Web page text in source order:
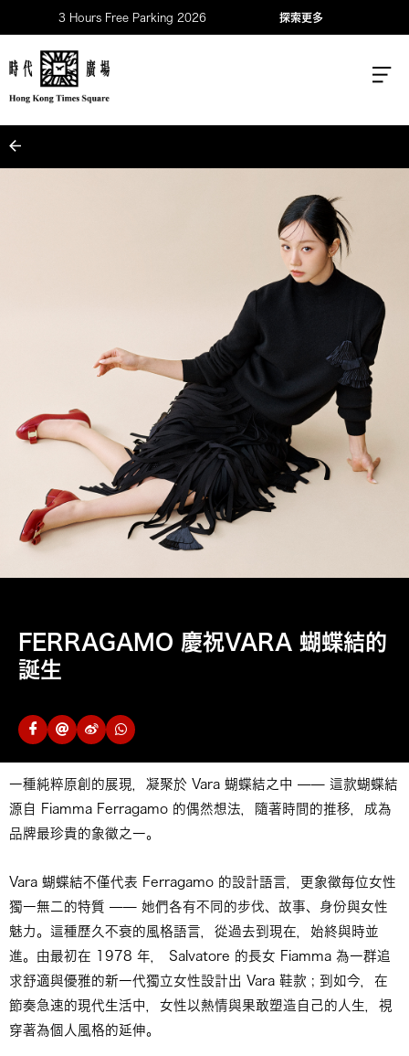
3 Hours Free Parking 2026 探索更多
FERRAGAMO 慶祝VARA 蝴蝶結的
誕生
一種純粹原創的展現，凝聚於 Vara 蝴蝶結之中 —— 這款蝴蝶結
源自 Fiamma Ferragamo 的偶然想法，隨著時間的推移，成為
品牌最珍貴的象徵之一。
Vara 蝴蝶結不僅代表 Ferragamo 的設計語言，更象徵每位女性
獨一無二的特質 —— 她們各有不同的步伐、故事、身份與女性
魅力。這種歷久不衰的風格語言，從過去到現在，始終與時並
進。由最初在 1978 年， Salvatore 的長女 Fiamma 為一群追
求舒適與優雅的新一代獨立女性設計出 Vara 鞋款 ; 到如今，在
節奏急速的現代生活中，女性以熱情與果敢塑造自己的人生，視
穿著為個人風格的延伸。